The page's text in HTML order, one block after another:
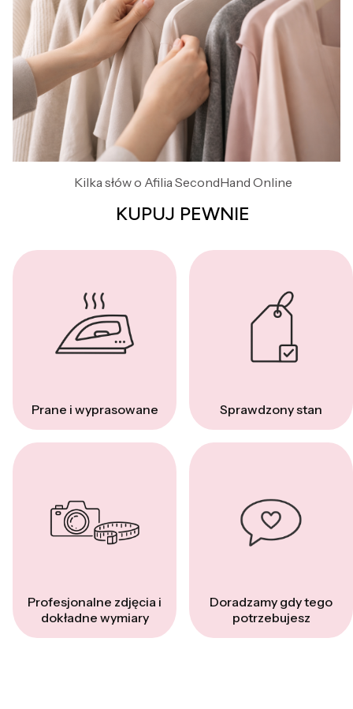
Kilka słów o Afilia SecondHand Online
KUPUJ PEWNIE
Prane i wyprasowane Sprawdzony stan
Profesjonalne zdjęcia i
dokładne wymiary
Doradzamy gdy tego
potrzebujesz